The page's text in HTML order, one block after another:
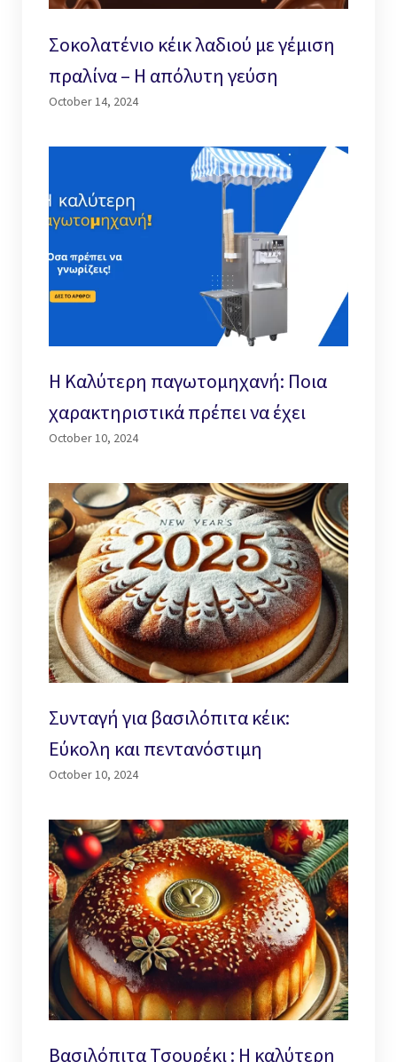
Σοκολατένιο κέικ λαδιού με γέμιση
πραλίνα – Η απόλυτη γεύση
October 14, 2024
Η Καλύτερη παγωτομηχανή: Ποια
χαρακτηριστικά πρέπει να έχει
October 10, 2024
Συνταγή για βασιλόπιτα κέικ:
Εύκολη και πεντανόστιμη
October 10, 2024
Βασιλόπιτα Τσουρέκι : Η καλύτερη